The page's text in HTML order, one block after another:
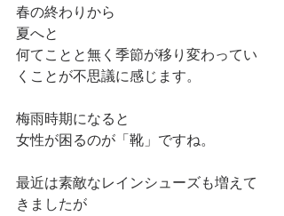
春の終わりから
夏へと
何てことと無く季節が移り変わってい
くことが不思議に感じます。
梅雨時期になると
女性が困るのが「靴」ですね。
最近は素敵なレインシューズも増えて
きましたが